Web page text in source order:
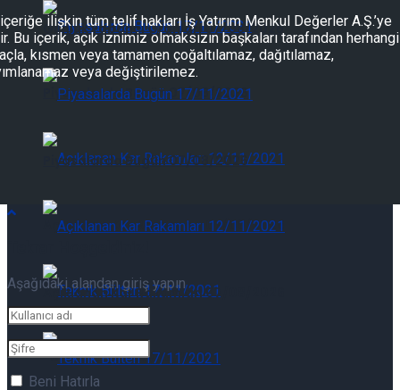
Piyasalarda Bugün 07/08/2026
Açıklanan Kar Rakamları 07/08/2026
Teknik Bülten 07/08/2026
Günlük Yabancı Oranları 07/08/2026
Piyasalarda Bugün 07/08/2026
Açıklanan Kar Rakamları 07/08/2026
ilişkin tüm telif hakları İş Yatırım Menkul Değerler A.Ş.’ye
Bu içerik, açık iznimiz olmaksızın başkaları tarafından
kısmen veya tamamen çoğaltılamaz, dağıtılamaz,
veya değiştirilemez.
Aşağıdaki alandan giriş yapın
Beni Hatırla